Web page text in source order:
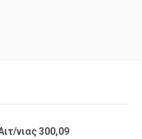
νιας 300,09